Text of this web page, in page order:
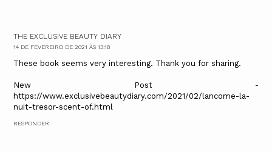
THE EXCLUSIVE BEAUTY DIARY
14 DE FEVEREIRO DE 2021 ÀS 13:18
These book seems very interesting. Thank you for sharing.
New Post -
https://www.exclusivebeautydiary.com/2021/02/lancome-la-
nuit-tresor-scent-of.html
RESPONDER